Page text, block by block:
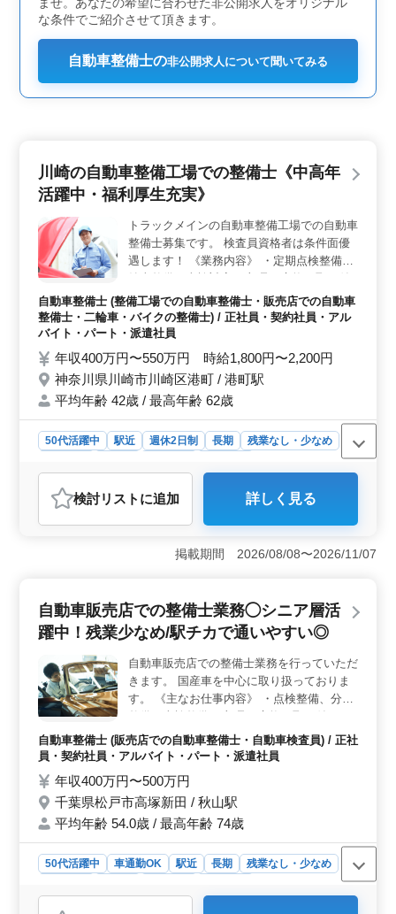
ませ。あなたの希望に合わせた非公開求人をオリジナル
な条件でご紹介させて頂きます。
自動車整備士の非公開求人について聞いてみる
川崎の自動車整備工場での整備士《中高年
活躍中・福利厚生充実》
トラックメインの自動車整備工場での自動車
整備士募集です。 検査員資格者は条件面優
遇します！ 《業務内容》 ・定期点検整備、
け・補修 ・トラブルシューティング時の整
備業務全般 ・UD、いすゞ、日野、三菱ふそ
うのトラックが主な車種です ・お客さんの
見積もり対応 ・フロント業務一部あり 等 ＊
備考＊ ・50代以上積極採用中 ・社会保険完
備
自動車整備士 (整備工場での自動車整備士・販売店での自動車
整備士・二輪車・バイクの整備士) / 正社員・契約社員・アル
バイト・パート・派遣社員
年収400万円〜550万円 時給1,800円〜2,200円
神奈川県川崎市川崎区港町 / 港町駅
平均年齢 42歳 / 最高年齢 62歳
50代活躍中 駅近 週休2日制 長期
残業なし・少なめ
自動車整備士
おすすめポイント
＜中高年活躍中＞ 50代以上の方も積極採用中で、経験
を活かして安定した職場環境で長く働けます。年齢を活
かした豊富な経験を持つ方々がチームを支え、職場の雰
すくなっています。 ＜福利厚生充実＞ 社会保険完
備で安心して働ける環境です。健康保険や厚生年金など
働けるサポートがあります。さらに、定期健康診断や福
利厚生施設の利用など、従業員の健康管理にも力を入れ
ています。 ＜トラックメインの整備工場＞ トラッ
クを主体とした自動車整備業務です。幅広い技術を磨け
るチャンスがあります。メインのトラックの他にも、さ
まざまな車種の整備経験が積めるため、スキルアップに
も最適です。また、トラブルシューティングやお客様対
応など、技術だけでなくコミュニケーション能力も磨け
る環境です。
検討リスト に追加 詳しく見る
掲載期間 2026/08/08〜2026/11/07
自動車販売店での整備士業務◯シニア層活
躍中！残業少なめ/駅チカで通いやすい◎
自動車販売店での整備士業務を行っていただ
きます。 国産車を中心に取り扱っておりま
す。 《主なお仕事内容》 ・点検整備、分解
補修 《特徴等》 ・50代以上の整備士もご活
躍中 ・残業少なめ、駅チカ徒歩圏内と働き
気軽にお問い合わせくださいませ。 皆様の
ご応募、お待ちしております。
自動車整備士 (販売店での自動車整備士・自動車検査員) / 正社
員・契約社員・アルバイト・パート・派遣社員
年収400万円〜500万円
千葉県松戸市高塚新田 / 秋山駅
平均年齢 54.0歳 / 最高年齢 74歳
50代活躍中 車通勤OK 駅近 長期
残業なし・少なめ
自動車整備士